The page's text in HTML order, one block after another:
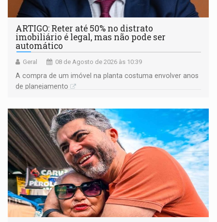
ARTIGO: Reter até 50% no distrato
imobiliário é legal, mas não pode ser
automático
Geral 08 de Agosto de 2026 às 10:39
A compra de um imóvel na planta costuma envolver anos
de planejamento